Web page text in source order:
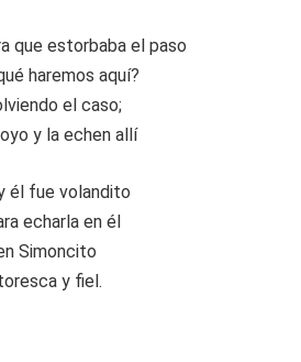
que estorbaba el paso
haremos aquí?
el caso;
y la echen allí
él fue volandito
echarla en él
Simoncito
y fiel.